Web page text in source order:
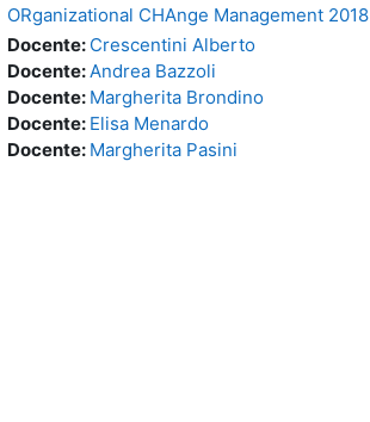
ORganizational CHAnge Management 2018
Docente: Crescentini Alberto
Docente:Andrea Bazzoli
Docente: Margherita Brondino
Docente: Elisa Menardo
Docente: Margherita Pasini